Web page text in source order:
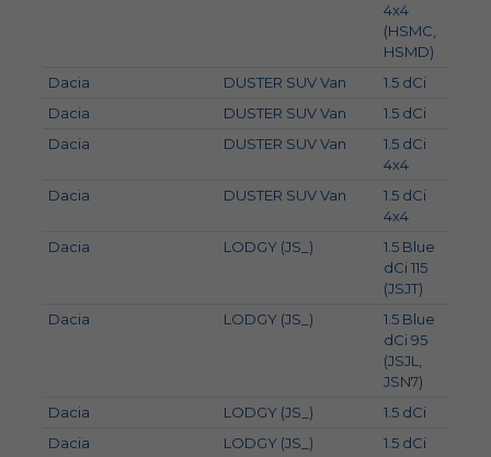
4x4
(HSMC,
HSMD)
Dacia DUSTER SUV Van 1.5 dCi
Dacia
DUSTER SUV Van 1.5 dCi
Dacia
DUSTER SUV Van
1.5 dCi
4x4
Dacia DUSTER SUV Van
1.5 dCi
4x4
Dacia LODGY (JS_)
1.5 Blue
dCi 115
(JSJT)
Dacia LODGY (JS_)
1.5 Blue
dCi 95
(JSJL,
JSN7)
Dacia LODGY (JS_) 1.5 dCi
Dacia
LODGY (JS_) 1.5 dCi